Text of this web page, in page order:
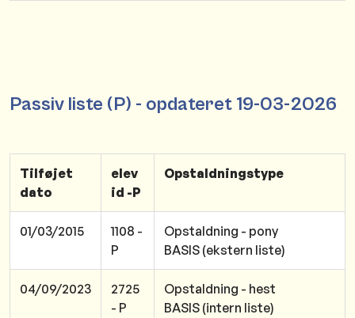
Passiv liste (P) - opdateret 19-03-2026
Tilføjet
dato
elev
id -P
Opstaldningstype
01/03/2015
1108 -
P
Opstaldning - pony
BASIS (ekstern liste)
04/09/2023
2725
- P
Opstaldning - hest
BASIS (intern liste)